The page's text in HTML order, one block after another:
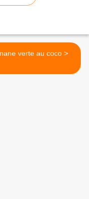
Banane verte au coco >